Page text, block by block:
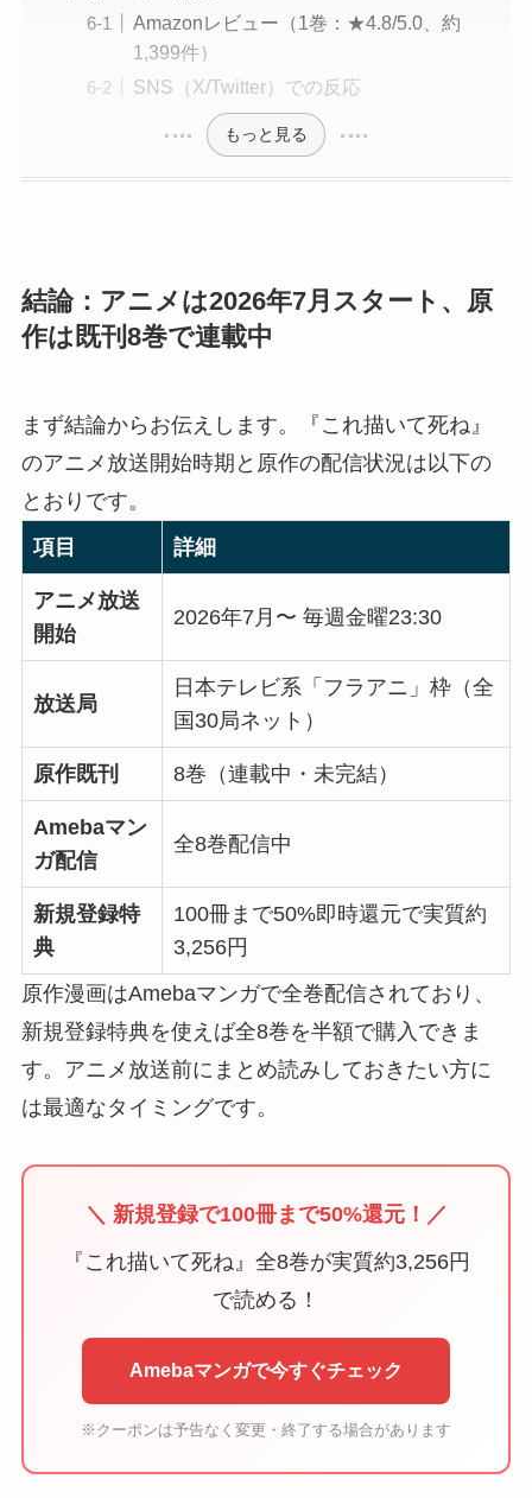
Amazonレビュー（1巻：★4.8/5.0、約
1,399件）
SNS（X/Twitter）での反応
もっと見る
結論：アニメは2026年7月スタート、原
作は既刊8巻で連載中
まず結論からお伝えします。『これ描いて死ね』
のアニメ放送開始時期と原作の配信状況は以下の
とおりです。
項目
詳細
アニメ放送
開始
2026年7月〜 毎週金曜23:30
放送局
日本テレビ系「フラアニ」枠（全
国30局ネット）
原作既刊 8巻（連載中・未完結）
Amebaマン
ガ配信
全8巻配信中
新規登録特
典
100冊まで50%即時還元で実質約
3,256円
原作漫画はAmebaマンガで全巻配信されており、
新規登録特典を使えば全8巻を半額で購入できま
す。アニメ放送前にまとめ読みしておきたい方に
は最適なタイミングです。
＼ 新規登録で100冊まで50%還元！／
『これ描いて死ね』全8巻が実質約3,256円
で読める！
Amebaマンガで今すぐチェック
※クーポンは予告なく変更・終了する場合があります